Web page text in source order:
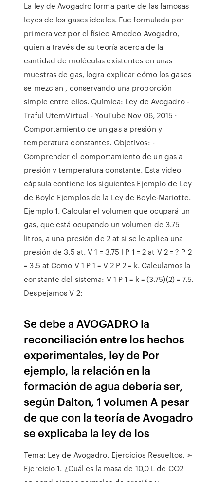
La ley de Avogadro forma parte de las famosas
leyes de los gases ideales. Fue formulada por
primera vez por el físico Amedeo Avogadro,
quien a través de su teoría acerca de la
cantidad de moléculas existentes en unas
muestras de gas, logra explicar cómo los gases
se mezclan , conservando una proporción
simple entre ellos. Química: Ley de Avogadro -
Traful UtemVirtual - YouTube Nov 06, 2015 ·
Comportamiento de un gas a presión y
temperatura constantes. Objetivos: -
Comprender el comportamiento de un gas a
presión y temperatura constante. Esta video
cápsula contiene los siguientes Ejemplo de Ley
de Boyle Ejemplos de la Ley de Boyle-Mariotte.
Ejemplo 1. Calcular el volumen que ocupará un
gas, que está ocupando un volumen de 3.75
litros, a una presión de 2 at si se le aplica una
presión de 3.5 at. V 1 = 3.75 l P 1 = 2 at V 2 = ? P 2
= 3.5 at Como V 1 P 1 = V 2 P 2 = k. Calculamos la
constante del sistema: V 1 P 1 = k = (3.75)(2) = 7.5.
Despejamos V 2:
Se debe a AVOGADRO la
reconciliación entre los hechos
experimentales, ley de Por
ejemplo, la relación en la
formación de agua debería ser,
según Dalton, 1 volumen A pesar
de que con la teoría de Avogadro
se explicaba la ley de los
Tema: Ley de Avogadro. Ejercicios Resueltos. ➢
Ejercicio 1. ¿Cuál es la masa de 10,0 L de CO2